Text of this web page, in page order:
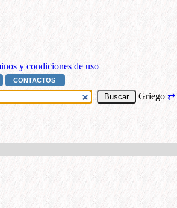
y condiciones de uso
CONTACTOS
Griego⇄